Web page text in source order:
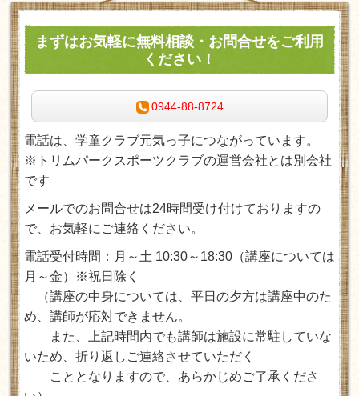
まずはお気軽に無料相談・お問合せをご利用
ください！
0944-88-8724
電話は、学童クラブ元気っ子につながっています。
※トリムパークスポーツクラブの運営会社とは別会社
です
メールでのお問合せは24時間受け付けておりますの
で、お気軽にご連絡ください。
電話受付時間：月～土 10:30～18:30 （講座については
月～金）※祝日除く
（講座の中身については、平日の夕方は講座中のた
め、講師が応対できません。
また、上記時間内でも講師は施設に常駐していな
いため、折り返しご連絡させていただく
ことと なりますので、あらかじめご了承くださ